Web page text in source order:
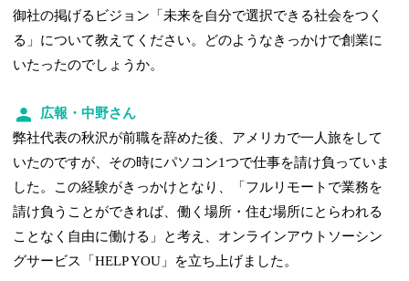
御社の掲げるビジョン「未来を自分で選択できる社会をつく
る」について教えてください。どのようなきっかけで創業に
いたったのでしょうか。
広報・中野さん
弊社代表の秋沢が前職を辞めた後、アメリカで一人旅をして
いたのですが、その時にパソコン1つで仕事を請け負っていま
した。この経験がきっかけとなり、「フルリモートで業務を
請け負うことができれば、働く場所・住む場所にとらわれる
ことなく自由に働ける」と考え、オンラインアウトソーシン
グサービス「HELP YOU」を立ち上げました。